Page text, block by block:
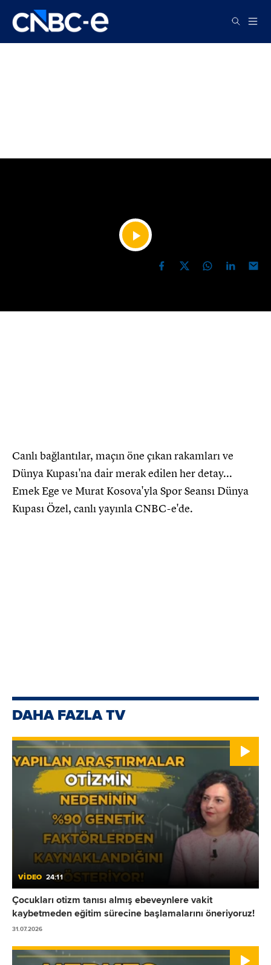
Videoyu
YAYIN TARİHİ, 29 HAZIRAN 2026 16:31
Canlı bağlantılar, maçın öne çıkan rakamları ve
Dünya Kupası'na dair merak edilen her detay...
Emek Ege ve Murat Kosova'yla Spor Seansı Dünya
Kupası Özel, canlı yayınla CNBC-e'de.
DAHA FAZLA TV
VİDEO 24:11
Çocukları otizm tanısı almış ebeveynlere vakit
kaybetmeden eğitim sürecine başlamalarını öneriyoruz!
31.07.2026